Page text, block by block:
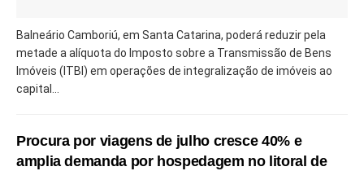
Balneário Camboriú, em Santa Catarina, poderá reduzir pela
metade a alíquota do Imposto sobre a Transmissão de Bens
Imóveis (ITBI) em operações de integralização de imóveis ao
capital...
Procura por viagens de julho cresce 40% e
amplia demanda por hospedagem no litoral de